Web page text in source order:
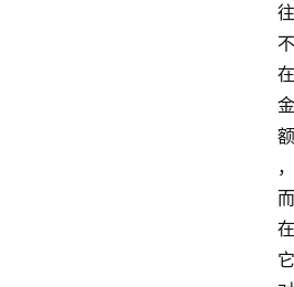
往
不
在
金
额
，
而
在
它